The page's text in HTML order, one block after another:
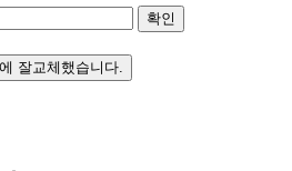
확인
잘교체했습니다.